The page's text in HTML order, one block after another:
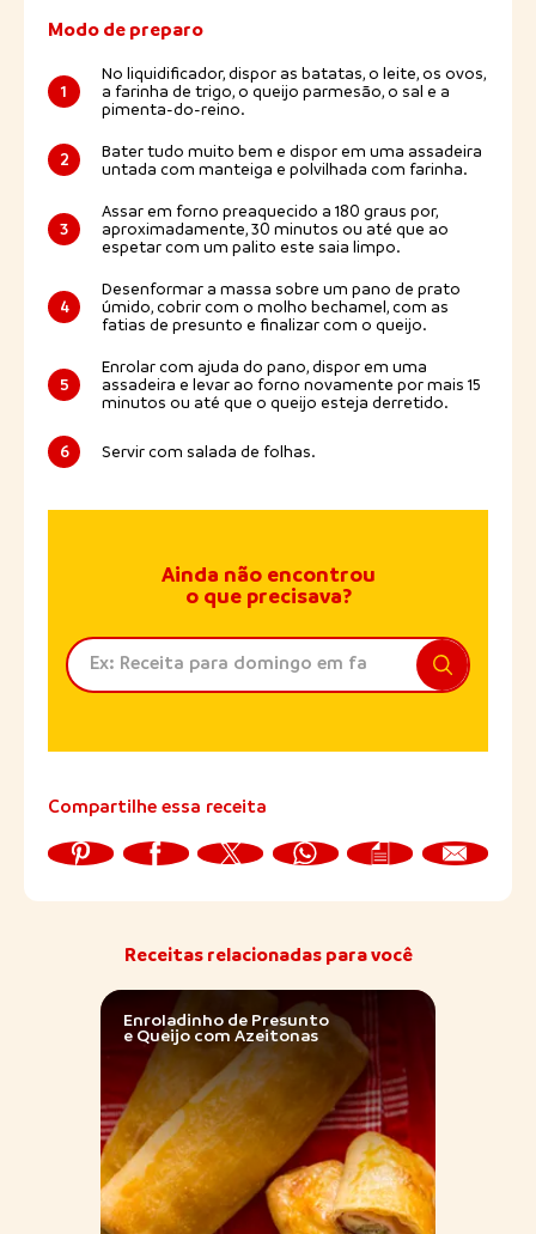
Modo de preparo
1
No liquidificador, dispor as batatas, o leite, os ovos,
a farinha de trigo, o queijo parmesão, o sal e a
pimenta-do-reino.
2
Bater tudo muito bem e dispor em uma assadeira
untada com manteiga e polvilhada com farinha.
3
Assar em forno preaquecido a 180 graus por,
aproximadamente, 30 minutos ou até que ao
espetar com um palito este saia limpo.
4
Desenformar a massa sobre um pano de prato
úmido, cobrir com o molho bechamel, com as
fatias de presunto e finalizar com o queijo.
5
Enrolar com ajuda do pano, dispor em uma
assadeira e levar ao forno novamente por mais 15
minutos ou até que o queijo esteja derretido.
6 Servir com salada de folhas.
Ainda não encontrou
o que precisava?
Compartilhe essa receita
Receitas relacionadas para você
Enroladinho de Presunto
e Queijo com Azeitonas